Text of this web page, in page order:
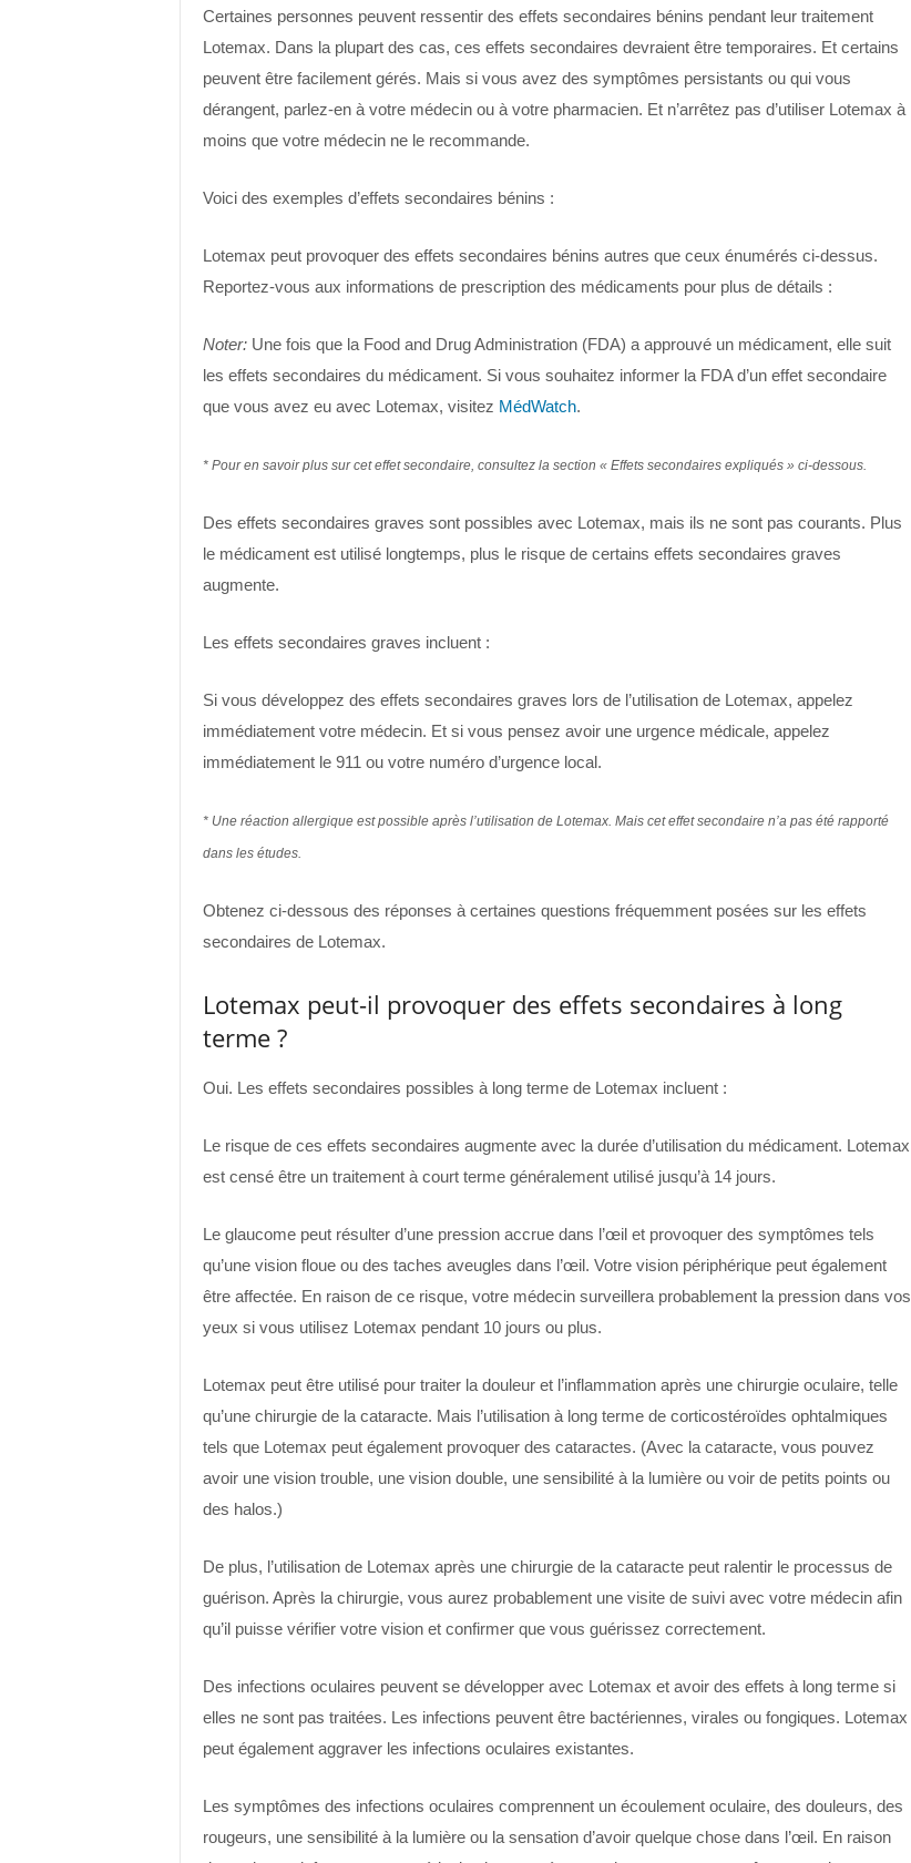
Certaines personnes peuvent ressentir des effets secondaires bénins pendant leur traitement
Lotemax. Dans la plupart des cas, ces effets secondaires devraient être temporaires. Et certains
peuvent être facilement gérés. Mais si vous avez des symptômes persistants ou qui vous
dérangent, parlez-en à votre médecin ou à votre pharmacien. Et n’arrêtez pas d’utiliser Lotemax à
moins que votre médecin ne le recommande.
Voici des exemples d’effets secondaires bénins :
Lotemax peut provoquer des effets secondaires bénins autres que ceux énumérés ci-dessus.
Reportez-vous aux informations de prescription des médicaments pour plus de détails :
Noter: Une fois que la Food and Drug Administration (FDA) a approuvé un médicament, elle suit
les effets secondaires du médicament. Si vous souhaitez informer la FDA d’un effet secondaire
que vous avez eu avec Lotemax, visitez MédWatch.
* Pour en savoir plus sur cet effet secondaire, consultez la section « Effets secondaires expliqués » ci-dessous.
Des effets secondaires graves sont possibles avec Lotemax, mais ils ne sont pas courants. Plus
le médicament est utilisé longtemps, plus le risque de certains effets secondaires graves
augmente.
Les effets secondaires graves incluent :
Si vous développez des effets secondaires graves lors de l’utilisation de Lotemax, appelez
immédiatement votre médecin. Et si vous pensez avoir une urgence médicale, appelez
immédiatement le 911 ou votre numéro d’urgence local.
* Une réaction allergique est possible après l’utilisation de Lotemax. Mais cet effet secondaire n’a pas été rapporté
dans les études.
Obtenez ci-dessous des réponses à certaines questions fréquemment posées sur les effets
secondaires de Lotemax.
Lotemax peut-il provoquer des effets secondaires à long
terme ?
Oui. Les effets secondaires possibles à long terme de Lotemax incluent :
Le risque de ces effets secondaires augmente avec la durée d’utilisation du médicament. Lotemax
est censé être un traitement à court terme généralement utilisé jusqu’à 14 jours.
Le glaucome peut résulter d’une pression accrue dans l’œil et provoquer des symptômes tels
qu’une vision floue ou des taches aveugles dans l’œil. Votre vision périphérique peut également
être affectée. En raison de ce risque, votre médecin surveillera probablement la pression dans vos
yeux si vous utilisez Lotemax pendant 10 jours ou plus.
Lotemax peut être utilisé pour traiter la douleur et l’inflammation après une chirurgie oculaire, telle
qu’une chirurgie de la cataracte. Mais l’utilisation à long terme de corticostéroïdes ophtalmiques
tels que Lotemax peut également provoquer des cataractes. (Avec la cataracte, vous pouvez
avoir une vision trouble, une vision double, une sensibilité à la lumière ou voir de petits points ou
des halos.)
De plus, l’utilisation de Lotemax après une chirurgie de la cataracte peut ralentir le processus de
guérison. Après la chirurgie, vous aurez probablement une visite de suivi avec votre médecin afin
qu’il puisse vérifier votre vision et confirmer que vous guérissez correctement.
Des infections oculaires peuvent se développer avec Lotemax et avoir des effets à long terme si
elles ne sont pas traitées. Les infections peuvent être bactériennes, virales ou fongiques. Lotemax
peut également aggraver les infections oculaires existantes.
Les symptômes des infections oculaires comprennent un écoulement oculaire, des douleurs, des
rougeurs, une sensibilité à la lumière ou la sensation d’avoir quelque chose dans l’œil. En raison